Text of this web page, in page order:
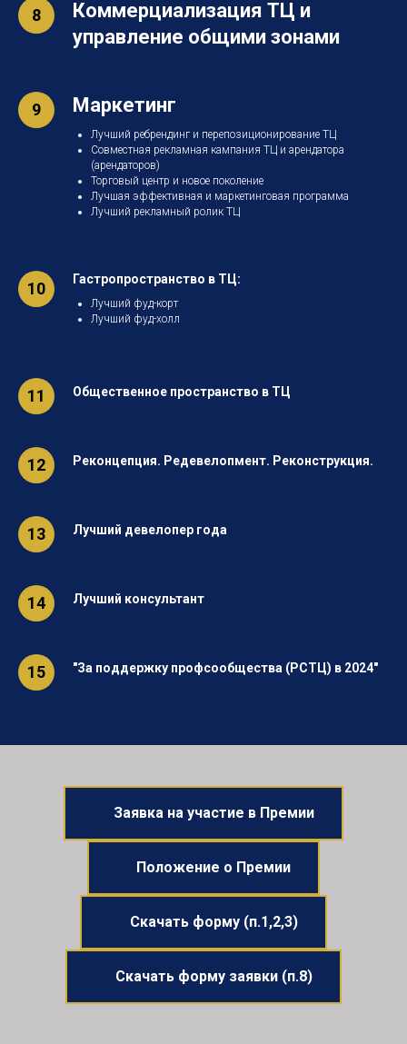
Коммерциализация ТЦ и
управление общими зонами
Маркетинг
Лучший ребрендинг и перепозиционирование ТЦ
Совместная рекламная кампания ТЦ и арендатора
(арендаторов)
Торговый центр и новое поколение
Лучшая эффективная и маркетинговая программа
Лучший рекламный ролик ТЦ
Гастропространство в ТЦ:
Лучший фуд-корт
Лучший фуд-холл
Общественное пространство в ТЦ
Реконцепция. Редевелопмент. Реконструкция.
Лучший девелопер года
Лучший консультант
"За поддержку профсообщества (РСТЦ) в 2024"
Заявка на участие в Премии
Положение о Премии
Скачать форму (п.1,2,3)
Скачать форму заявки (п.8)